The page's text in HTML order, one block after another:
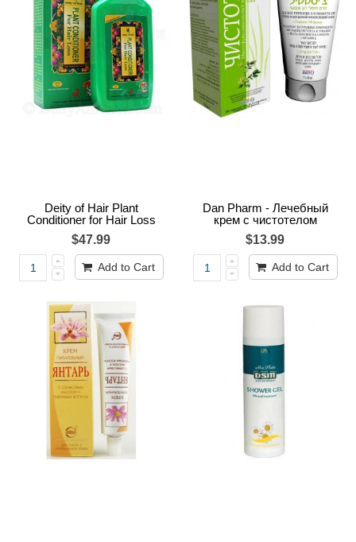
Deity of Hair Plant
Conditioner for Hair Loss
$47.99
Add to Cart
Dan Pharm - Лечебный
крем с чистотелом
$13.99
Add to Cart